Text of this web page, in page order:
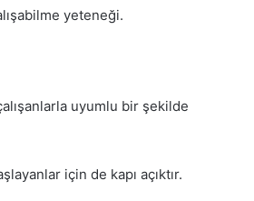
yeteneği.
uyumlu bir şekilde
için de kapı açıktır.